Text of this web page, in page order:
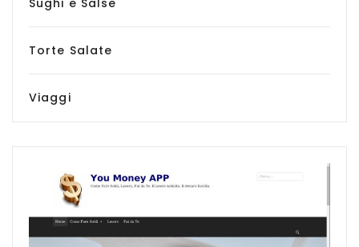
Torte Salate
Viaggi